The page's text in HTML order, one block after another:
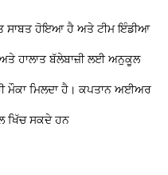
ਸਾਬਤ ਹੋਇਆ ਹੈ ਅਤੇ ਟੀਮ ਇੰਡੀਆ
ਹਾਲਾਤ ਬੱਲੇਬਾਜ਼ੀ ਲਈ ਅਨੁਕੂਲ
ਮੌਕਾ ਮਿਲਦਾ ਹੈ। ਕਪਤਾਨ ਅਈਅਰ
ਖਿੱਚ ਸਕਦੇ ਹਨ